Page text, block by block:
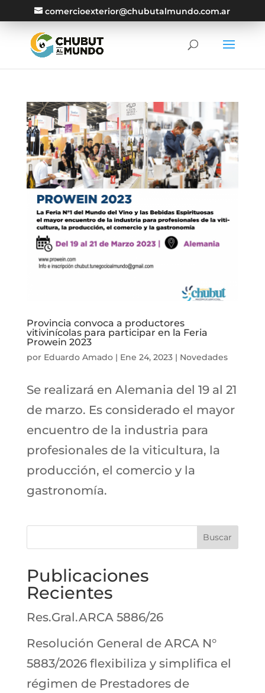
comercioexterior@chubutalmundo.com.ar
Provincia convoca a productores
vitivinícolas para participar en la Feria
Prowein 2023
por Eduardo Amado| Ene 24, 2023| Novedades
Se realizará en Alemania del 19 al 21
de marzo. Es considerado el mayor
encuentro de la industria para
profesionales de la viticultura, la
producción, el comercio y la
gastronomía.
Buscar
Publicaciones
Recientes
Res.Gral.ARCA 5886/26
Resolución General de ARCA N°
5883/2026 flexibiliza y simplifica el
régimen de Prestadores de